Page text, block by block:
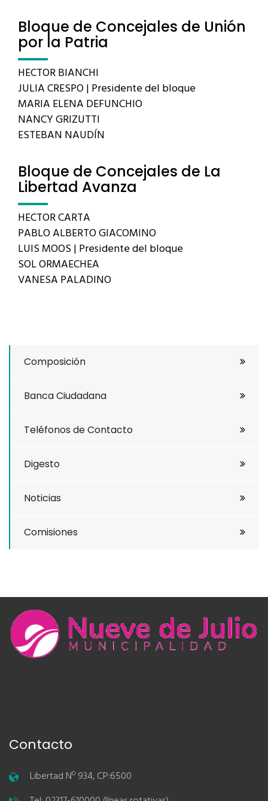
Bloque de Concejales de Unión
por la Patria
HECTOR BIANCHI
JULIA CRESPO | Presidente del bloque
MARIA ELENA DEFUNCHIO
NANCY GRIZUTTI
ESTEBAN NAUDÍN
Bloque de Concejales de La
Libertad Avanza
HECTOR CARTA
PABLO ALBERTO GIACOMINO
LUIS MOOS | Presidente del bloque
SOL ORMAECHEA
VANESA PALADINO
Composición
Banca Ciudadana
Teléfonos de Contacto
Digesto
Noticias
Comisiones
Contacto
Libertad Nº 934, CP:6500